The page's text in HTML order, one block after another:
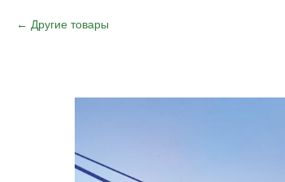
Другие товары